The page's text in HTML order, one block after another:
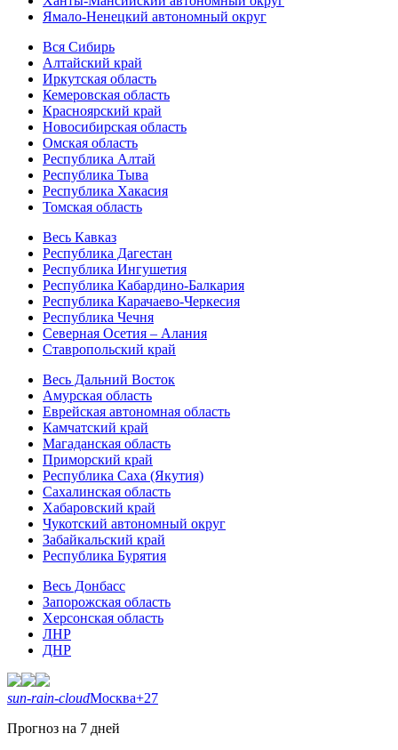
Ямало-Ненецкий автономный округ
Вся Сибирь
Алтайский край
Иркутская область
Кемеровская область
Красноярский край
Новосибирская область
Омская область
Республика Алтай
Республика Тыва
Республика Хакасия
Томская область
Весь Кавказ
Республика Дагестан
Республика Ингушетия
Республика Кабардино-Балкария
Республика Карачаево-Черкесия
Республика Чечня
Северная Осетия – Алания
Ставропольский край
Весь Дальний Восток
Амурская область
Еврейская автономная область
Камчатский край
Магаданская область
Приморский край
Республика Саха (Якутия)
Сахалинская область
Хабаровский край
Чукотский автономный округ
Забайкальский край
Республика Бурятия
Весь Донбасс
Запорожская область
Херсонская область
ЛНР
ДНР
sun-rain-cloudМосква+27
Прогноз на 7 дней